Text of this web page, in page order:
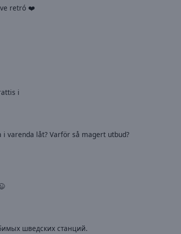
retró ❤️
i
varenda låt? Varför så magert utbud?
шведских станций.